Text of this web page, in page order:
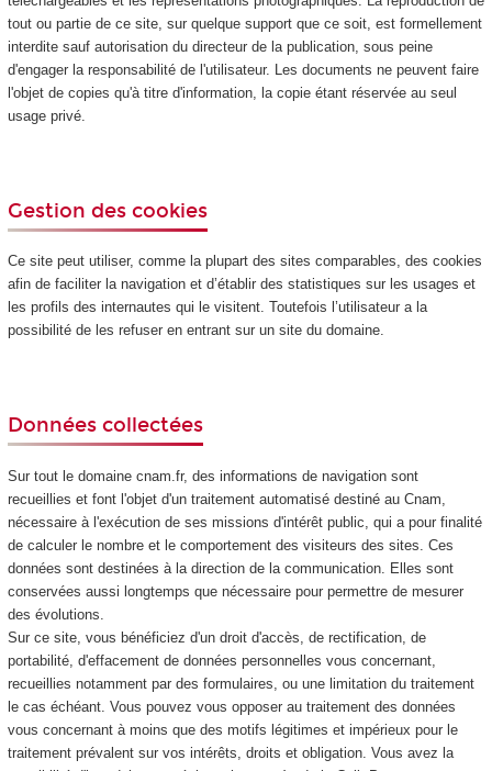
tout ou partie de ce site, sur quelque support que ce soit, est formellement
interdite sauf autorisation du directeur de la publication, sous peine
d'engager la responsabilité de l'utilisateur. Les documents ne peuvent faire
l'objet de copies qu'à titre d'information, la copie étant réservée au seul
usage privé.
Gestion des cookies
Ce site peut utiliser, comme la plupart des sites comparables, des cookies
afin de faciliter la navigation et d’établir des statistiques sur les usages et
les profils des internautes qui le visitent. Toutefois l’utilisateur a la
possibilité de les refuser en entrant sur un site du domaine.
Données collectées
Sur tout le domaine cnam.fr, des informations de navigation sont
recueillies et font l'objet d'un traitement automatisé destiné au Cnam,
nécessaire à l'exécution de ses missions d'intérêt public, qui a pour finalité
de calculer le nombre et le comportement des visiteurs des sites. Ces
données sont destinées à la direction de la communication. Elles sont
conservées aussi longtemps que nécessaire pour permettre de mesurer
des évolutions.
Sur ce site, vous bénéficiez d'un droit d'accès, de rectification, de
portabilité, d'effacement de données personnelles vous concernant,
recueillies notamment par des formulaires, ou une limitation du traitement
le cas échéant. Vous pouvez vous opposer au traitement des données
vous concernant à moins que des motifs légitimes et impérieux pour le
traitement prévalent sur vos intérêts, droits et obligation. Vous avez la